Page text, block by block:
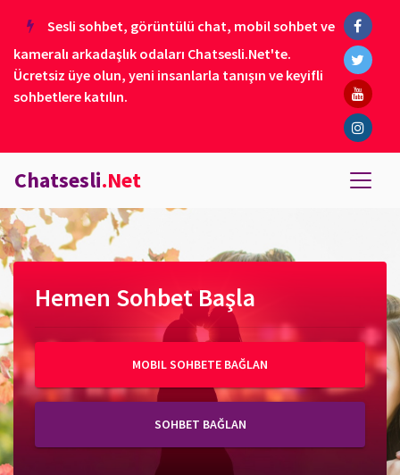
Sesli sohbet, görüntülü chat, mobil sohbet ve
kameralı arkadaşlık odaları Chatsesli.Net'te.
Ücretsiz üye olun, yeni insanlarla tanışın ve keyifli
sohbetlere katılın.
Chatsesli.Net
Hemen Sohbet Başla
MOBIL SOHBETE BAĞLAN
SOHBET BAĞLAN